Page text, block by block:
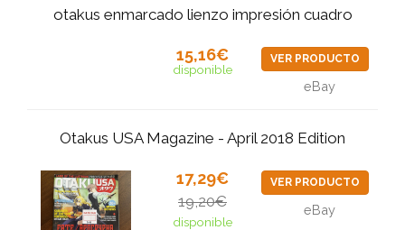
otakus enmarcado lienzo impresión cuadro
15,16€
disponible
VER PRODUCTO
eBay
Otakus USA Magazine - April 2018 Edition
17,29€
19,20€
disponible
VER PRODUCTO
eBay